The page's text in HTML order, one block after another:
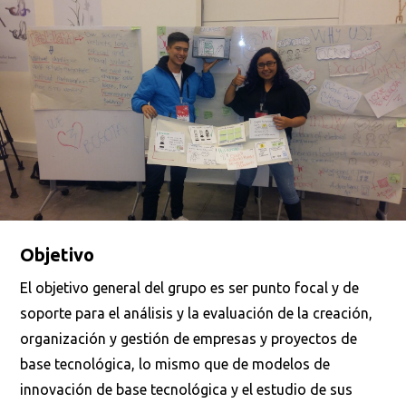
Objetivo
El objetivo general del grupo es ser punto focal y de
soporte para el análisis y la evaluación de la creación,
organización y gestión de empresas y proyectos de
base tecnológica, lo mismo que de modelos de
innovación de base tecnológica y el estudio de sus